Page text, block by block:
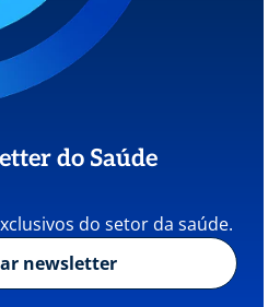
do Saúde
do setor da saúde.
newsletter